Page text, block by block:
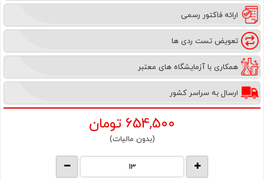
ارائه فاکتور رسمی
تعویض تست ردی ها
همکاری با آزمایشگاه های معتبر
ارسال به سراسر کشور
654,500 تومان
(بدون مالیات)